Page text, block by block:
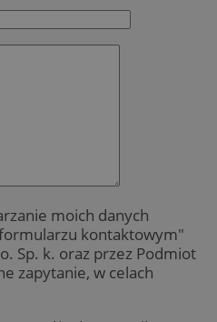
moich danych
kontaktowym"
Sp. k. oraz przez Podmiot
zapytanie, w celach